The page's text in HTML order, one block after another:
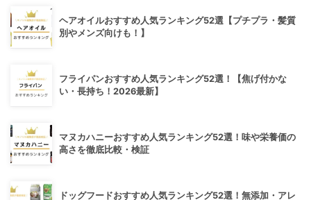
ヘアオイルおすすめ人気ランキング52選【プチプラ・髪質
別やメンズ向けも！】
フライパンおすすめ人気ランキング52選！【焦げ付かな
い・長持ち！2026最新】
マヌカハニーおすすめ人気ランキング52選！味や栄養価の
高さを徹底比較・検証
ドッグフードおすすめ人気ランキング52選！無添加・アレ